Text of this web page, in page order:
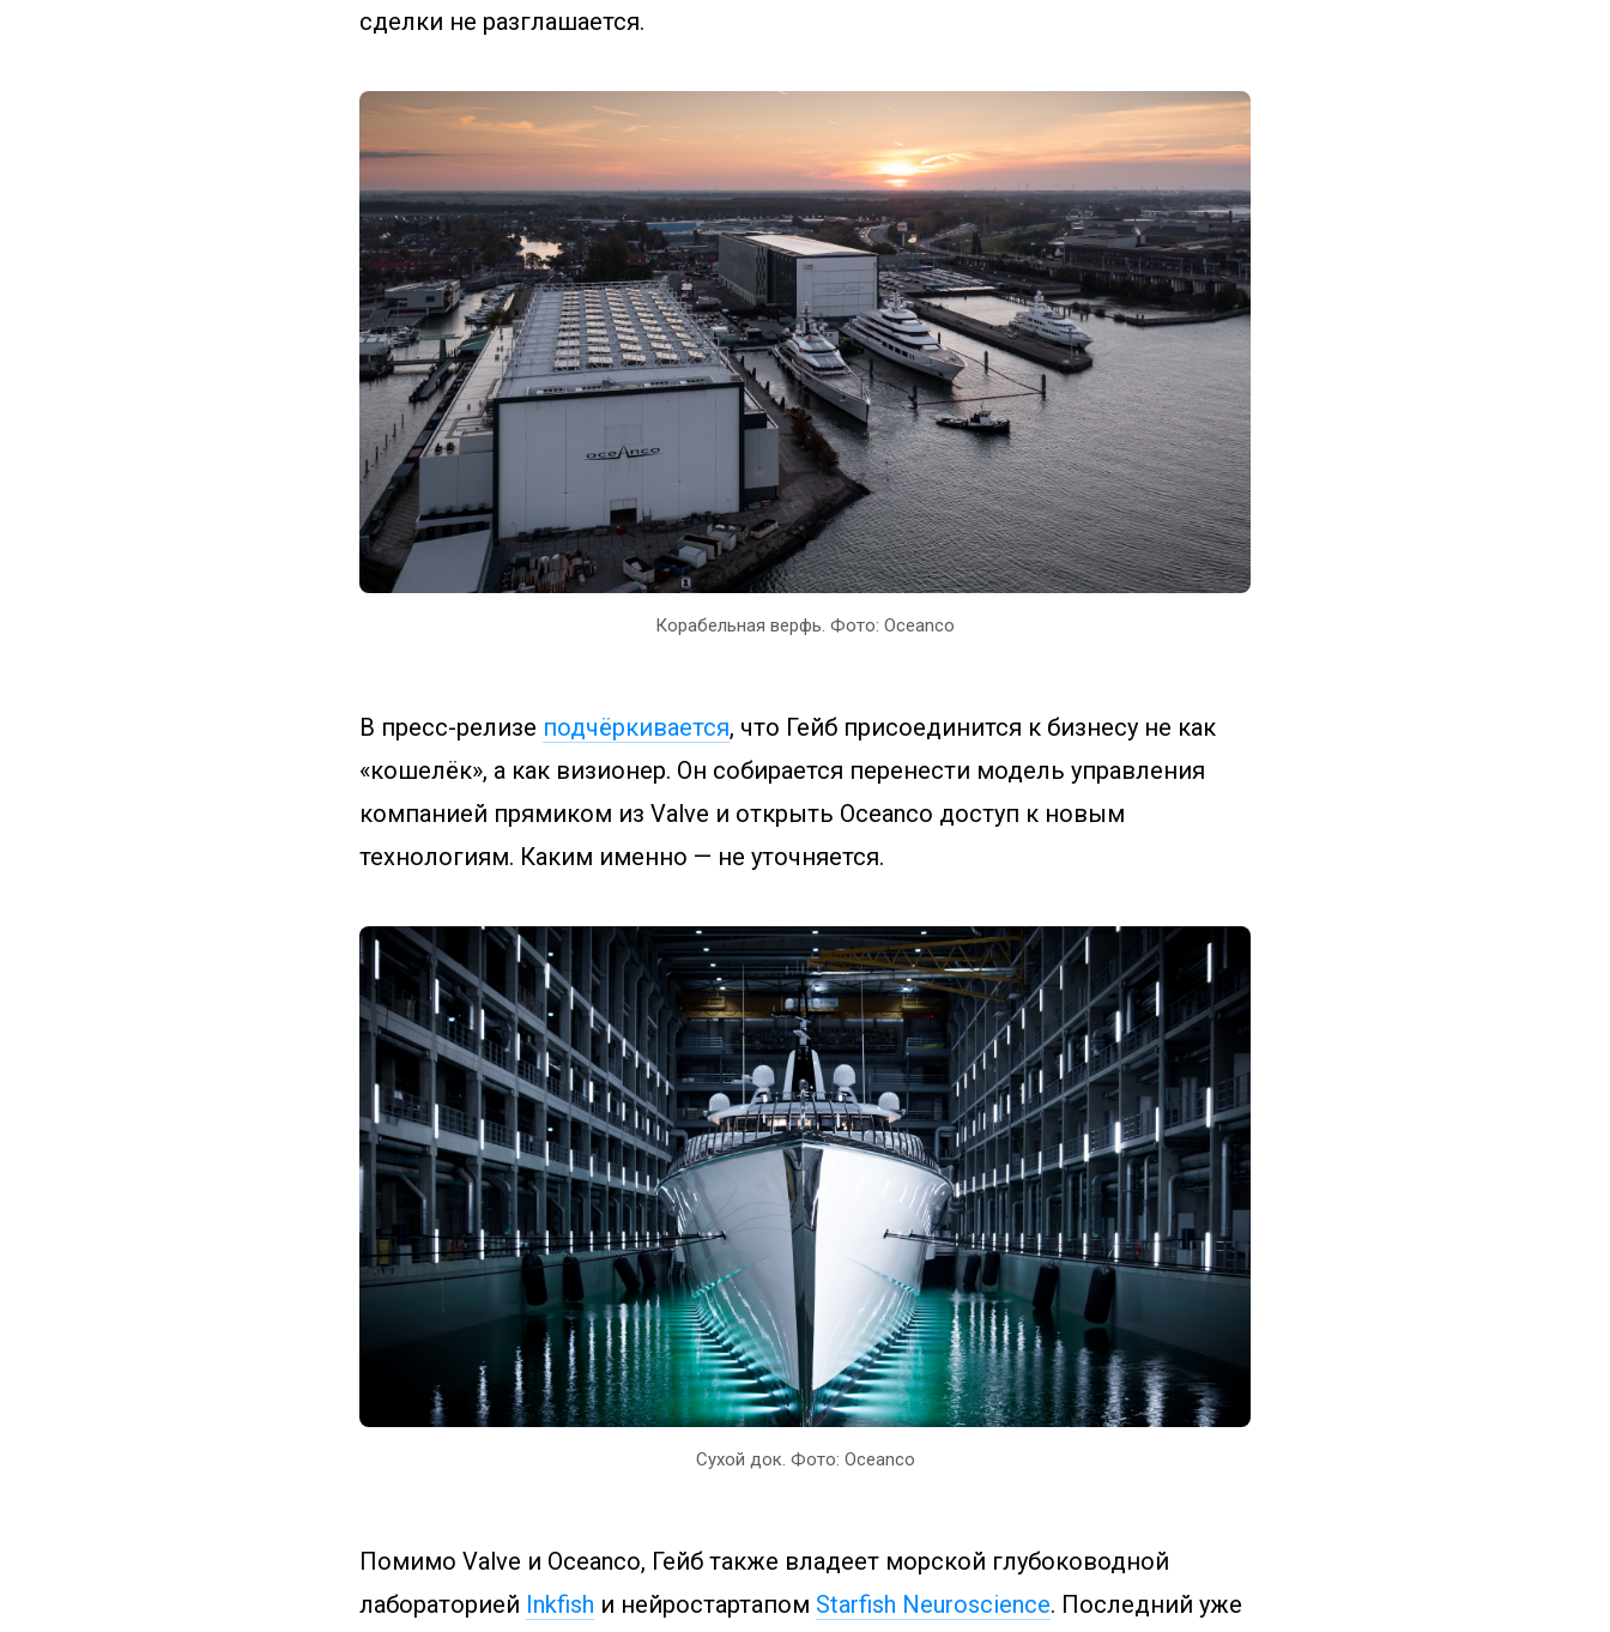
сделки не разглашается.
Корабельная верфь. Фото: Oceanco
В пресс-релизе подчёркивается, что Гейб присоединится к бизнесу не как
«кошелёк», а как визионер. Он собирается перенести модель управления
компанией прямиком из Valve и открыть Oceanco доступ к новым
технологиям. Каким именно — не уточняется.
Сухой док. Фото: Oceanco
Помимо Valve и Oceanco, Гейб также владеет морской глубоководной
лабораторией Inkfish и нейростартапом Starfish Neuroscience. Последний уже